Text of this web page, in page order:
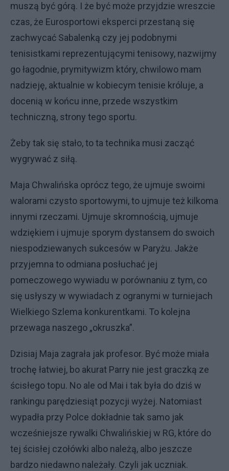
muszą być górą. I że być może przyjdzie wreszcie
czas, że Eurosportowi eksperci przestaną się
zachwycać Sabalenką czy jej podobnymi
tenisistkami reprezentującymi tenisowy, nazwijmy
go łagodnie, prymitywizm który, chwilowo mam
nadzieję, aktualnie w kobiecym tenisie króluje, a
docenią w końcu inne, przede wszystkim
techniczną, strony tego sportu.
Żeby tak się stało, to ta technika musi zacząć
wygrywać z siłą.
Maja Chwalińska oprócz tego, że ujmuje swoimi
walorami czysto sportowymi, to ujmuje też kilkoma
innymi rzeczami. Ujmuje skromnością, ujmuje
wdziękiem i ujmuje sporym dystansem do swoich
niespodziewanych sukcesów w Paryżu. Jakże
przyjemna to odmiana posłuchać jej
pomeczowego wywiadu w porównaniu z tym, co
się usłyszy w wywiadach z ogranymi w turniejach
Wielkiego Szlema konkurentkami. To kolejna
przewaga naszego „okruszka”.
Dzisiaj Maja zagrała jak profesor. Być może miała
trochę łatwiej, bo akurat Parry nie jest graczką ze
ścisłego topu. No ale od Mai i tak była do dziś w
rankingu parędziesiąt pozycji wyżej. Natomiast
wypadła przy Polce dokładnie tak samo jak
wcześniejsze rywalki Chwalińskiej w RG, które do
tej ścisłej czołówki albo należą, albo jeszcze
bardzo niedawno należały. Czyli jak uczniak.